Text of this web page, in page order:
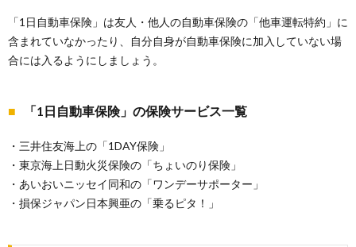
「1日自動車保険」は友人・他人の自動車保険の「他車運転特約」に
含まれていなかったり、自分自身が自動車保険に加入していない場
合には入るようにしましょう。
「1日自動車保険」の保険サービス一覧
・三井住友海上の「1DAY保険」
・東京海上日動火災保険の「ちょいのり保険」
・あいおいニッセイ同和の「ワンデーサポーター」
・損保ジャパン日本興亜の「乗るピタ！」